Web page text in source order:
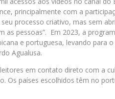
principalmente com a
processo criativo, mas sem
as pessoas”. Em 2023, a
e portuguesa, levando para
Agualusa.
em contato direto com a
Os países escolhidos têm no